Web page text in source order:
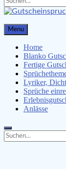
for:
Menu
Home
Blanko
Fertige
Lyriker,
Sprüche
Anlässe
Search
for:
Search